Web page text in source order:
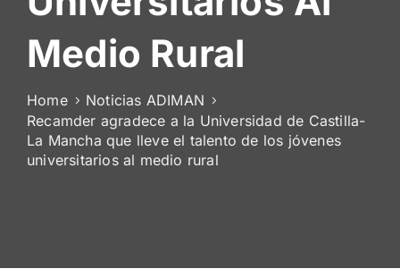
Medio Rural
Home
Noticias ADIMAN
Recamder agradece a la Universidad de Castilla-
La Mancha que lleve el talento de los jóvenes
universitarios al medio rural